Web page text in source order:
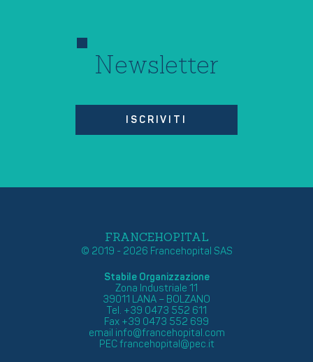
Newsletter
ISCRIVITI
FRANCEHOPITAL
© 2019 - 2026 Francehopital SAS
Stabile Organizzazione
Zona Industriale 11
39011 LANA – BOLZANO
Tel. +39 0473 552 611
Fax +39 0473 552 699
email info@francehopital.com
PECfrancehopital@pec.it